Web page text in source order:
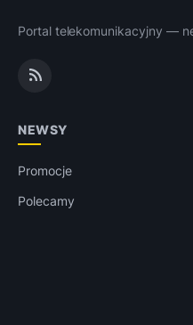
Portal telekomunikacyjny —
NEWSY
Promocje
Polecamy